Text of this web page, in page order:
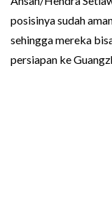
posisinya sudah
sehingga mereka
persiapan ke